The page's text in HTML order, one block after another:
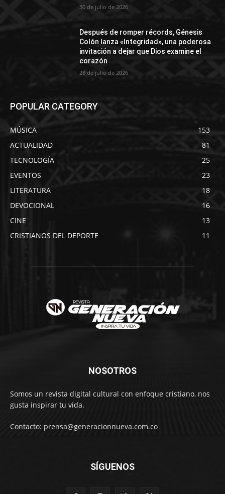
30 de julio de 2026
Después de romper récords, Génesis
Colón lanza «Integridad», una poderosa
invitación a dejar que Dios examine el
corazón
28 de julio de 2026
POPULAR CATEGORY
MÚSICA
153
ACTUALIDAD
81
TECNOLOGÍA
25
EVENTOS
23
LITERATURA
18
DEVOCIONAL
16
CINE
13
CRISTIANOS DEL DEPORTE
11
NOSOTROS
Somos un revista digital cultural con enfoque cristiano, nos
gusta inspirar tu vida.
Contacto: prensa@generacionnueva.com.co
SÍGUENOS